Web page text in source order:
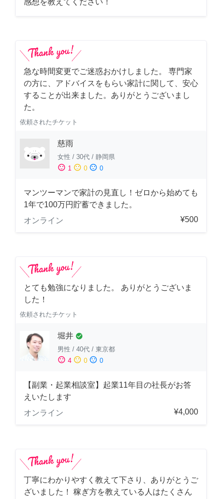
急な時間変更でご迷惑おかけしました。 専門家
の方に、アドバイスをもらい家計に関して、安心
することが出来ました。ありがとうございまし
た。
依頼されたチケット
慈雨
女性 / 30代 / 静岡県
sentiment_satisfied 1 sentiment_neutral 0 sentiment_dissatisfied 0
マンツーマンで家計の見直し！ゼロから始めても
1年で100万円貯蓄できました。
オンライン
¥500
とても勉強になりました。 ありがとうございま
した！
依頼されたチケット
堀井 check_circle
男性 / 40代 / 東京都
sentiment_satisfied 4 sentiment_neutral 0 sentiment_dissatisfied 0
【副業・起業相談室】起業11年目の社長がお答
えいたします
オンライン
¥4,000
丁寧にわかりやすく教えて下さり、ありがとうご
ざいました！ 稼ぎ方を教えている人はたくさん